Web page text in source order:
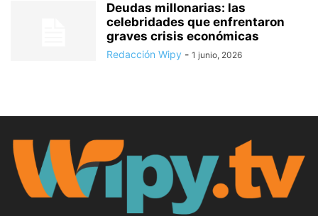
Deudas millonarias: las
celebridades que enfrentaron
graves crisis económicas
Redacción Wipy - 1 junio, 2026